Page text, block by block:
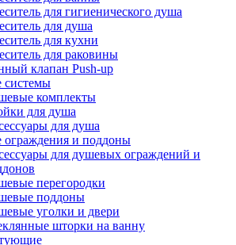
для гигиенического душа
для душа
для кухни
для раковины
клапан Push-up
комплекты
для душа
для душа
и поддоны
для душевых ограждений и
перегородки
поддоны
уголки и двери
шторки на ванну